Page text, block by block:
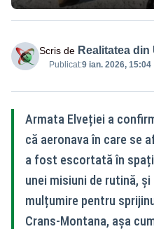
Scris de Realitatea din
Publicat:9 ian. 2026, 15:04
Armata Elveției a
că aeronava în care se
a fost escortată în
unei misiuni de rutină,
mulțumire pentru
Crans-Montana, așa